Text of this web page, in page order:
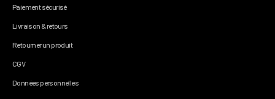
Paiement sécurisé
Livraison & retours
Retourner un produit
CGV
Données personnelles